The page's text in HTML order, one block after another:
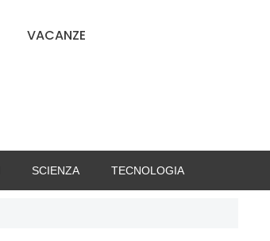
VACANZE
SCIENZA TECNOLOGIA